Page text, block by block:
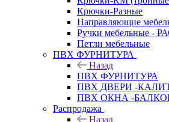
Крючки-Разные
Направляющие
Ручки мебельные -
Петли мебельные
ПВХ ФУРНИТУРА
Назад
ПВХ ФУРНИТУРА
ПВХ ДВЕРИ -
ПВХ ОКНА -
Распродажа
Назад